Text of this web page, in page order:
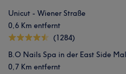
Unicut - Wiener Straße
0,6 Km entfernt
(1284)
B.O Nails Spa in der East Side
0,7 Km entfernt